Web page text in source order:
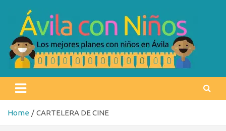
content
Ávila con niños
Home CARTELERA DE CINE